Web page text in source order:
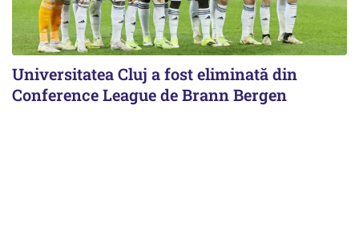
Universitatea Cluj a fost eliminată din
Conference League de Brann Bergen